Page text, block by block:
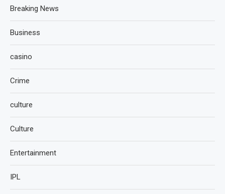
Breaking News
Business
casino
Crime
culture
Culture
Entertainment
IPL